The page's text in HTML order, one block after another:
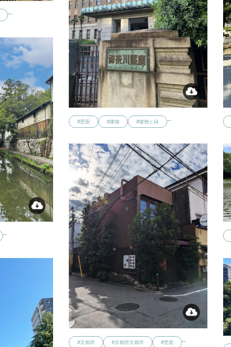
…
#壁面 #建物 #建物と緑
…
#京都府 #京都府京都市 #壁面